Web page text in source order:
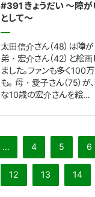
#391 きょうだい ～障
として～
太田信介さん（48）は障
弟・宏介さん（42）と絵
ました。ファンも多く100
も。 母・愛子さん（75）
な10歳の宏介さんを絵…
… 4 5 6
12 13 14